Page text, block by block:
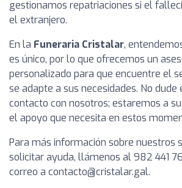
gestionamos repatriaciones si el
el extranjero.
En la Funeraria Cristalar,
es único, por lo que ofrecemos un
personalizado para que encuentre el
se adapte a sus necesidades. No dude
contacto con nosotros; estaremos a
el apoyo que necesita en estos
Para más información sobre nuestros
solicitar ayuda, llámenos al 982 441
correo a contacto@cristalar.gal.